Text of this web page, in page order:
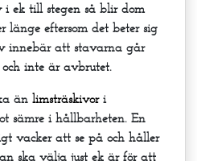
ek till stegen så blir dom
eftersom det beter sig
innebär att stavarna går
inte är avbrutet.
än limsträskivori
sämre i hållbarheten. En
vacker att se på och håller
ska välja just ek är för att